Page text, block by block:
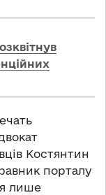
Костянтин
порталу
лише